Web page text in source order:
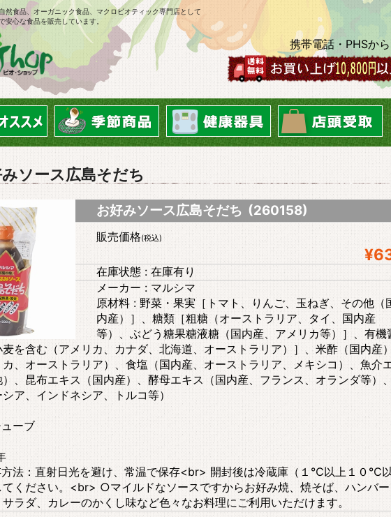
然食品、オーガニック食品、マクロビオティック専門店として
安心な食品を販売しています。
携帯電話・PHSか
ソース広島そだち
お好みソース広島そだち (260158)
販売価格(税込)
在庫状態 : 在庫有り
メーカー : マルシマ
原材料 : 野菜・果実［トマト、りんご、玉ねぎ、その他（
内産）］、糖類［粗糖（オーストラリア、タイ、国内産
等）、ぶどう糖果糖液糖（国内産、アメリカ等）］、有機
を含む（アメリカ、カナダ、北海道、オーストラリア）］、米酢（国内産）
、オーストラリア）、食塩（国内産、オーストラリア、メキシコ）、魚介
）、昆布エキス（国内産）、酵母エキス（国内産、フランス、オランダ等）
ア、インドネシア、トルコ等）
ーブ
法：直射日光を避け、常温で保存<br> 開封後は冷蔵庫（１℃以上１０℃以
てください。<br> ○マイルドなソースですからお好み焼、焼そば、ハンバー
ラダ、カレーのかくし味など色々なお料理にご利用いただけます。